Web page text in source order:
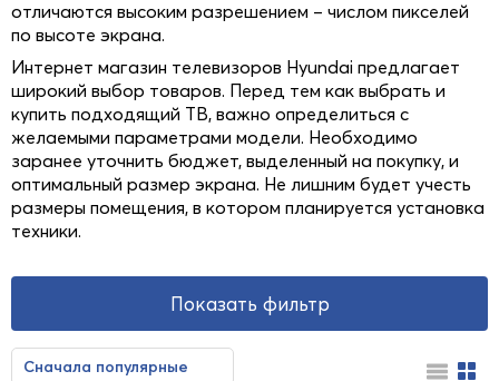
отличаются высоким разрешением – числом пикселей
по высоте экрана.
Интернет магазин телевизоров Hyundai предлагает
широкий выбор товаров. Перед тем как выбрать и
купить подходящий ТВ, важно определиться с
желаемыми параметрами модели. Необходимо
заранее уточнить бюджет, выделенный на покупку, и
оптимальный размер экрана. Не лишним будет учесть
размеры помещения, в котором планируется установка
техники.
Показать фильтр
Сначала популярные